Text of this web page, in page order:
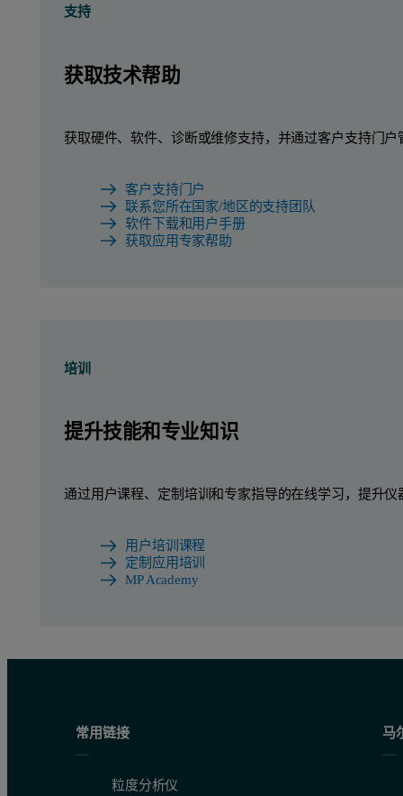
支持
获取技术帮助
获取硬件、软件、诊断或维修支持，并通过客户支持门户
客户支持门户
联系您所在国家/地区的支持团队
软件下载和用户手册
获取应用专家帮助
培训
提升技能和专业知识
通过用户课程、定制培训和专家指导的在线学习，提升仪
用户培训课程
定制应用培训
MP Academy
常用链接
粒度分析仪
马